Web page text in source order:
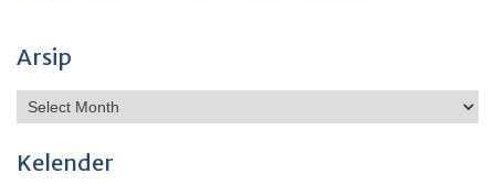
Arsip
Archives
Kelender